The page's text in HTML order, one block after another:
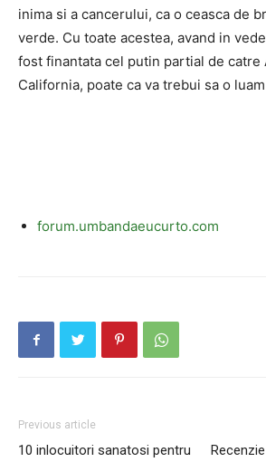
inima si a cancerului, ca o ceasca de
verde. Cu toate acestea, avand in
fost finantata cel putin partial de catre
California, poate ca va trebui sa o
forum.umbandaeucurto.com
Previous article
10 inlocuitori sanatosi pentru